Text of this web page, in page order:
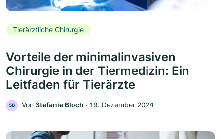
Tierärztliche Chirurgie
Vorteile der minimalinvasiven
Chirurgie in der Tiermedizin: Ein
Leitfaden für Tierärzte
SB Von Stefanie Bloch ‧ 19. Dezember 2024